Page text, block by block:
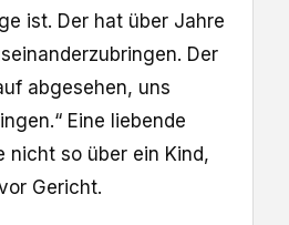
ist. Der hat über Jahre
Der
abgesehen, uns
Eine liebende
nicht so über ein Kind,
Gericht.